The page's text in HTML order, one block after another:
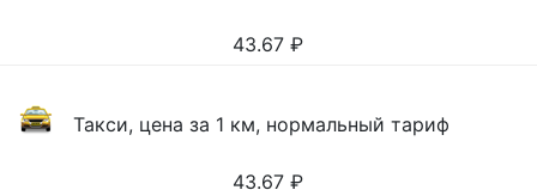
43.67 ₽
Такси, цена за 1 км, нормальный тариф
43.67 ₽